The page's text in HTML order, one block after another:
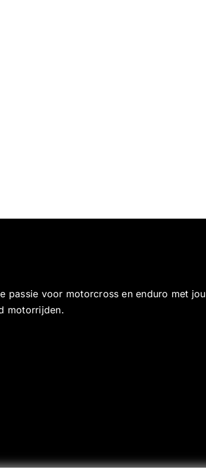
passie voor motorcross en enduro met jou
motorrijden.